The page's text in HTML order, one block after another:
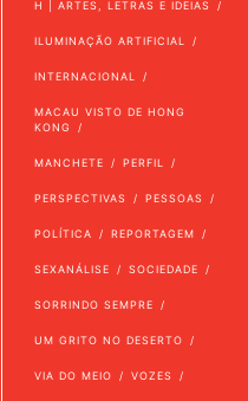
H | ARTES, LETRAS E IDEIAS
ILUMINAÇÃO ARTIFICIAL
INTERNACIONAL
MACAU VISTO DE HONG
KONG
MANCHETE PERFIL
PERSPECTIVAS PESSOAS
POLÍTICA REPORTAGEM
SEXANÁLISE SOCIEDADE
SORRINDO SEMPRE
UM GRITO NO DESERTO
VIA DO MEIO VOZES